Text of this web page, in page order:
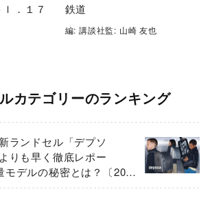
．１７ 鉄道
編: 講談社監: 山崎 友也
カテゴリーのランキング
ランドセル「デプソ
りも早く徹底レポー
デルの秘密とは？〔2027
ル〕